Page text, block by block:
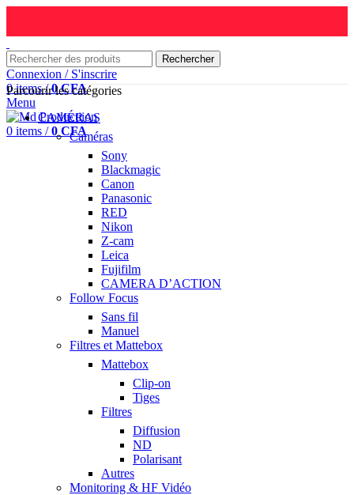
Rechercher
Connexion / S'inscrire
0items / 0CFA
Menu
0 items / 0 CFA
Parcourir les catégories
CAMÉRAS
Caméras
Sony
Blackmagic
Canon
Panasonic
RED
Nikon
Z-cam
Leica
Fujifilm
CAMERA D’ACTION
Follow Focus
Sans fil
Manuel
Filtres et Mattebox
Mattebox
Clip-on
Tiges
Filtres
Diffusion
ND
Polarisant
Autres
Monitoring & HF Vidéo